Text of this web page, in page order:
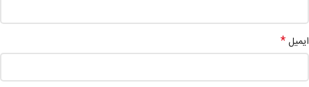
ایمیل*